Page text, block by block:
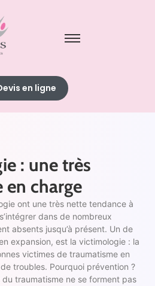
en ligne
: une très
en charge
ont une très nette tendance à
dans de nombreux
absents jusqu’à présent. Un de
expansion, est la victimologie : la
victimes de traumatisme en
troubles. Pourquoi prévention ?
traumatisme ne se forment pas